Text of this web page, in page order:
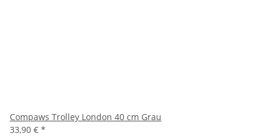
Compaws Trolley London 40 cm Grau
33,90 € *